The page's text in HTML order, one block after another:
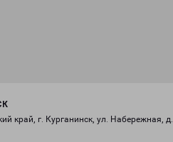
край, г. Курганинск, ул. Набережная, д.